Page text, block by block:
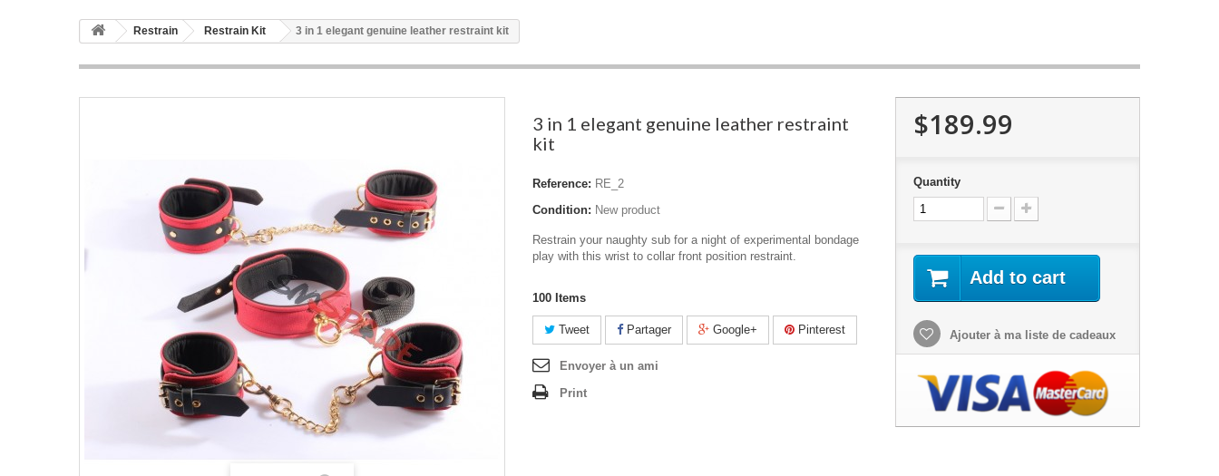
Restrain Restrain Kit 3 in 1 elegant genuine leather restraint kit
3 in 1 elegant genuine leather restraint
kit
Reference: RE_2
Condition: New product
Restrain your naughty sub for a night of experimental bondage
play with this wrist to collar front position restraint.
100 Items
Tweet Partager Google+ Pinterest
Envoyer à un ami
Print
$189.99
Quantity
Add to cart
Ajouter à ma liste de cadeaux